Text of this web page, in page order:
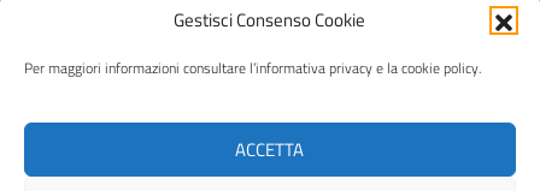
Gestisci Consenso Cookie
Per maggiori informazioni consultare l’informativa privacy e la cookie policy.
ACCETTA
Giuseppe Emanuele Cangemi Istruzione e cultura
Mauro
Palma ministero della Giustizia Minori Misure
Regione Lazio
Salute Samuele Ciambriello
Sarah Grieco Situazione in numeri